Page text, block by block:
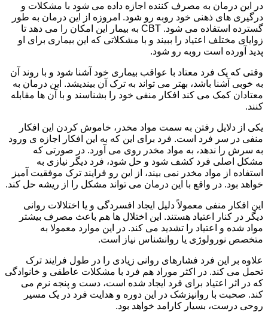
در این درمان به مصرف کننده اجازه داده می شود با مشکلات و
درگیری های ذهنی خود روبه رو شود. امروزه از این درمان به طور
گسترده استفاده می شود. CBT به بیمار این امکان را می دهد تا
زوایای مختلف اعتیاد را ببیند و با مشکلاتی که این بیماری برای او
پدید آورده است روبه رو شود.
وقتی که یک فرد معتاد با عواقب بیماری خود آشنا شود و با روند آن
به خوبی آشنا باشد، بهتر می تواند به ترک آن بیندیشد. این درمان به
معتادان کمک می کند افکار منفی خود را بشناسند و با آن ها مقابله
کنند.
یکی از دلایل رفتن به سمت مواد مخدر، خاموش کردن این افکار
منفی در سر فرد است. فرد برای این که به این افکار اجازه ی ورود
به سرش را ندهد، به مواد مخدر روی می آورد. در صورتی که
مشکل اصلی فرد کشف شود و حل شود، فرد دیگر نیازی به
استفاده از مواد مخدر نمی بیند، از این رو فرایند ترک موفقیت آمیز
خواهد بود. در واقع با این درمان می تواند مشکل را از ریشه حل کند.
این افکار منفی معمولاً دلیل ایجاد افسردگی و یا اختلالات روانی
دیگر در کنار اعتیاد هستند. این اختلال ها هم باعث مصرف بیشتر
مواد شده و اعتیاد را تشدید می کند. در این موارد معمولا به
متخصص نورولوژی یا روانشناس نیاز است.
علاوه بر این فرد فشارهای روانی زیادی را در طول فرایند ترک
تحمل می کند. در اکثر موراد هم فرد با مشکلات عاطفی و خانوادگی
که در اثر اعتیاد برای فرد ایجاد شده است، دست و پنجه نرم می
کند. صحبت با روانپزشک در این دوره و هدایت فرد در یک مسیر
روحی درست، بسیار کارامد خواهد بود.